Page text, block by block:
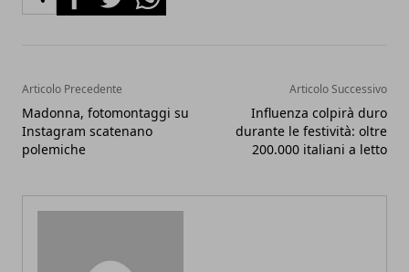
Articolo Precedente
Madonna, fotomontaggi su
Instagram scatenano
polemiche
Articolo Successivo
Influenza colpirà duro
durante le festività: oltre
200.000 italiani a letto